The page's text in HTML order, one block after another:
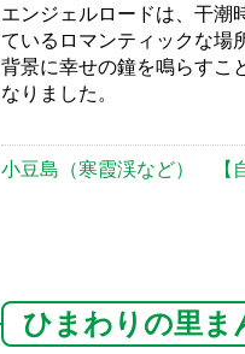
エンジェルロードは、干潮
ているロマンティックな場
背景に幸せの鐘を鳴らすこ
なりました。
小豆島（寒霞渓など）
ひまわりの里ま